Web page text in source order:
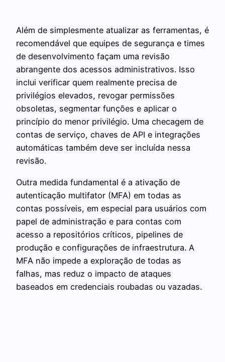
Além de simplesmente atualizar as ferramentas, é
recomendável que equipes de segurança e times
de desenvolvimento façam uma revisão
abrangente dos acessos administrativos. Isso
inclui verificar quem realmente precisa de
privilégios elevados, revogar permissões
obsoletas, segmentar funções e aplicar o
princípio do menor privilégio. Uma checagem de
contas de serviço, chaves de API e integrações
automáticas também deve ser incluída nessa
revisão.
Outra medida fundamental é a ativação de
autenticação multifator (MFA) em todas as
contas possíveis, em especial para usuários com
papel de administração e para contas com
acesso a repositórios críticos, pipelines de
produção e configurações de infraestrutura. A
MFA não impede a exploração de todas as
falhas, mas reduz o impacto de ataques
baseados em credenciais roubadas ou vazadas.